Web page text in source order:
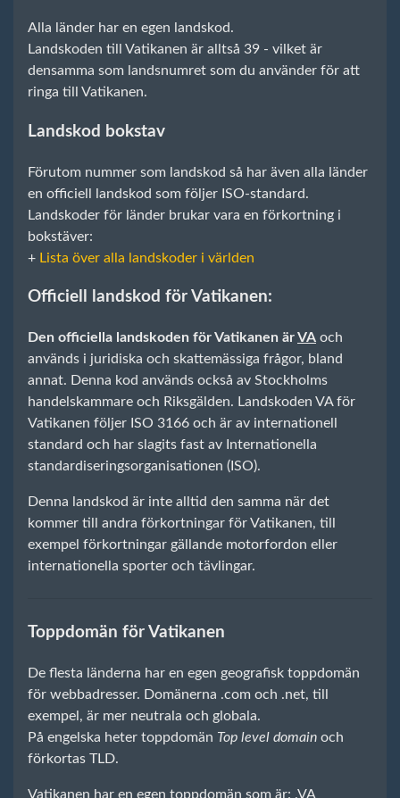
Alla länder har en egen landskod.
Landskoden till Vatikanen är alltså 39 - vilket är
densamma som landsnumret som du använder för att
ringa till Vatikanen.
Landskod bokstav
Förutom nummer som landskod så har även alla länder
en officiell landskod som följer ISO-standard.
Landskoder för länder brukar vara en förkortning i
bokstäver:
+ Lista över alla landskoder i världen
Officiell landskod för Vatikanen:
Den officiella landskoden för Vatikanen ärVA och
används i juridiska och skattemässiga frågor, bland
annat. Denna kod används också av Stockholms
handelskammare och Riksgälden. Landskoden VA för
Vatikanen följer ISO 3166 och är av internationell
standard och har slagits fast av Internationella
standardiseringsorganisationen (ISO).
Denna landskod är inte alltid den samma när det
kommer till andra förkortningar för Vatikanen, till
exempel förkortningar gällande motorfordon eller
internationella sporter och tävlingar.
Toppdomän för Vatikanen
De flesta länderna har en egen geografisk toppdomän
för webbadresser. Domänerna .com och .net, till
exempel, är mer neutrala och globala.
På engelska heter toppdomän Top level domain och
förkortas TLD.
Vatikanen har en egen toppdomän som är: .VA